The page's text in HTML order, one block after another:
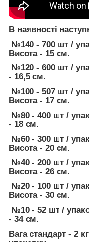
В наявності
№140 - 700 шт /
Висота - 15 см.
№120 - 600 шт /
- 16,5 см.
№100 - 507 шт /
Висота - 17 см.
№80 - 400 шт /
- 18 см.
№60 - 300 шт /
Висота - 20 см.
№40 - 200 шт /
Висота - 26 см.
№20 - 100 шт /
Висота - 30 см.
№10 - 52 шт /
- 34 см.
Вага стандарт - 2